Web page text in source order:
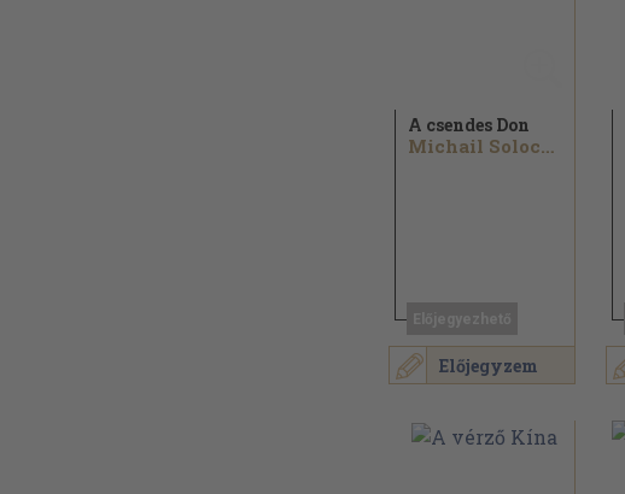
Előjegyzem
A csendes Don
Michail Solochow